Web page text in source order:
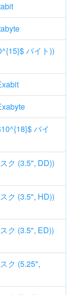
バイト))
バイ
ク (3.5", DD))
ク (3.5", HD))
ク (3.5", ED))
ク (5.25",